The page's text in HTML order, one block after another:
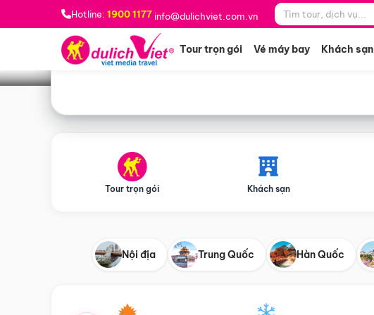
Hotline: 1900 1177 info@dulichviet.com.vn
Tour trọn gói Vé máy bay Khách sạn
Bạn muốn đi đâu? *
Tour trọn gói Khách sạn
Nội địa Trung Quốc Hàn Quốc